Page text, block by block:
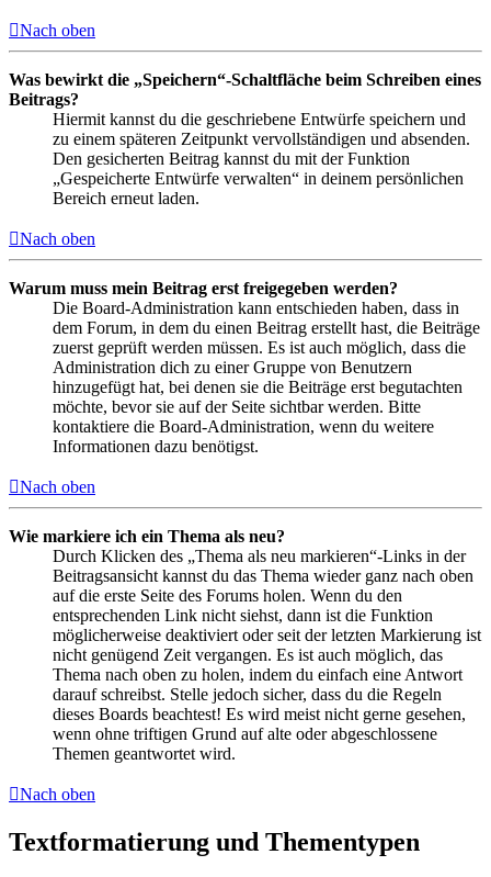
Nach oben
Was bewirkt die „Speichern“-Schaltfläche beim Schreiben eines
Beitrags?
Hiermit kannst du die geschriebene Entwürfe speichern und
zu einem späteren Zeitpunkt vervollständigen und absenden.
Den gesicherten Beitrag kannst du mit der Funktion
„Gespeicherte Entwürfe verwalten“ in deinem persönlichen
Bereich erneut laden.
Nach oben
Warum muss mein Beitrag erst freigegeben werden?
Die Board-Administration kann entschieden haben, dass in
dem Forum, in dem du einen Beitrag erstellt hast, die Beiträge
zuerst geprüft werden müssen. Es ist auch möglich, dass die
Administration dich zu einer Gruppe von Benutzern
hinzugefügt hat, bei denen sie die Beiträge erst begutachten
möchte, bevor sie auf der Seite sichtbar werden. Bitte
kontaktiere die Board-Administration, wenn du weitere
Informationen dazu benötigst.
Nach oben
Wie markiere ich ein Thema als neu?
Durch Klicken des „Thema als neu markieren“-Links in der
Beitragsansicht kannst du das Thema wieder ganz nach oben
auf die erste Seite des Forums holen. Wenn du den
entsprechenden Link nicht siehst, dann ist die Funktion
möglicherweise deaktiviert oder seit der letzten Markierung ist
nicht genügend Zeit vergangen. Es ist auch möglich, das
Thema nach oben zu holen, indem du einfach eine Antwort
darauf schreibst. Stelle jedoch sicher, dass du die Regeln
dieses Boards beachtest! Es wird meist nicht gerne gesehen,
wenn ohne triftigen Grund auf alte oder abgeschlossene
Themen geantwortet wird.
Nach oben
Textformatierung und Thementypen